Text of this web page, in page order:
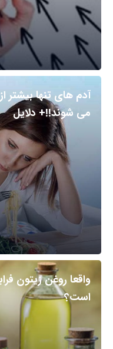
آدم های تنها بیشتر
می شوند!!+ دلایل
واقعا روغن زیتون
است؟